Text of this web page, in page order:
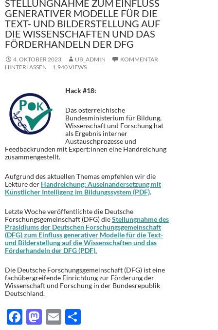
STELLUNGNAHME ZUM EINFLUSS
GENERATIVER MODELLE FÜR DIE
TEXT- UND BILDERSTELLUNG AUF
DIE WISSENSCHAFTEN UND DAS
FÖRDERHANDELN DER DFG
4. OKTOBER 2023 UB_ADMIN
KOMMENTAR
HINTERLASSEN
1.940 VIEWS
Hack #18:
Das österreichische
Bundesministerium für Bildung,
Wissenschaft und Forschung hat
als Ergebnis interner
Austauschprozesse und
Feedbackrunden mit Expert:innen eine Handreichung
zusammengestellt.
Aufgrund des aktuellen Themas empfehlen wir die
Lektüre der Handreichung: Auseinandersetzung mit
Künstlicher Intelligenz im Bildungssystem (PDF).
Letzte Woche veröffentlichte die Deutsche
Forschungsgemeinschaft (DFG) dieStellungnahme des
Präsidiums der Deutschen Forschungsgemeinschaft
(DFG) zum Einfluss generativer Modelle für die Text-
und Bilderstellung auf die Wissenschaften und das
Förderhandeln der DFG (PDF).
Die Deutsche Forschungsgemeinschaft (DFG) ist eine
fachübergreifende Einrichtung zur Förderung der
Wissenschaft und Forschung in der Bundesrepublik
Deutschland.
F
M E